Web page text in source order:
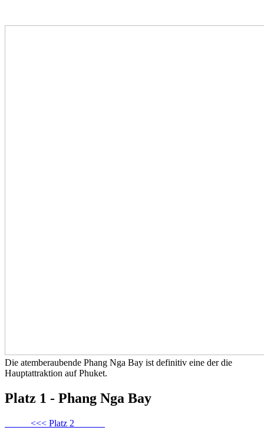
Die atemberaubende Phang Nga Bay ist definitiv eine der die
Hauptattraktion auf Phuket.
Platz 1 - Phang Nga Bay
<<< Platz 2